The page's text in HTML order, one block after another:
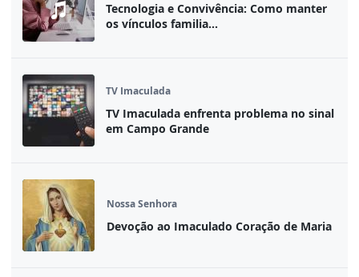
Tecnologia e Convivência: Como manter
os vínculos familia...
TV Imaculada
TV Imaculada enfrenta problema no sinal
em Campo Grande
Nossa Senhora
Devoção ao Imaculado Coração de Maria